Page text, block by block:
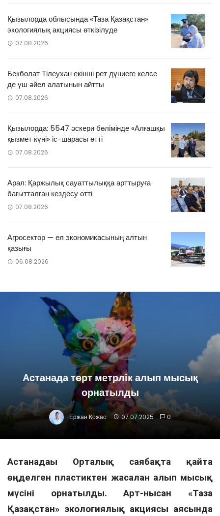
Қызылорда облысында «Таза Қазақстан»
экологиялық акциясы өткізілуде
07.08.2026
Бекболат Тілеухан екінші рет дүниеге келсе
де үш әйел алатынын айтты
07.08.2026
Қызылорда: 5547 әскери бөлімінде «Алғашқы
қызмет күні» іс-шарасы өтті
07.08.2026
Арал: Қаржылық сауаттылыққа арттыруға
бағытталған кездесу өтті
07.08.2026
Агросектор — ел экономикасының алтын
қазығы
06.08.2026
Астанада төрт метрлік алып мысық
орнатылды
Ержан Қожас 07.07.2025 0
Астанадағы Орталық саябақта қайта
өңделген пластиктен жасалған алып мысық
мүсіні орнатылды. Арт-нысан «Таза
Қазақстан» экологиялық акциясы аясында